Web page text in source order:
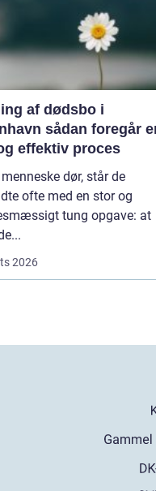
af dødsbo i
foregår en
effektiv proces
dør, står de
ofte med en stor og
tung opgave: at
2026